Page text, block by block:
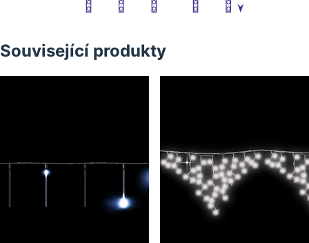
Související produkty